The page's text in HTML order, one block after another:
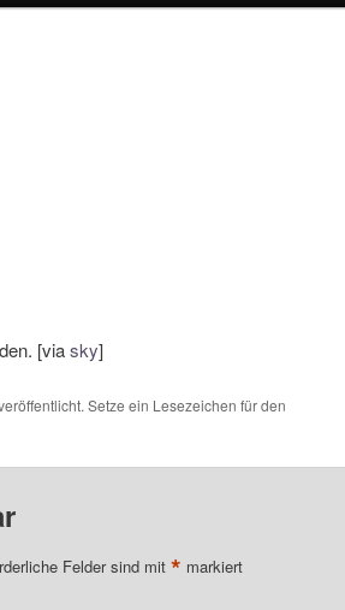
[viasky]
Setze ein Lesezeichen für den
Felder sind mit * markiert